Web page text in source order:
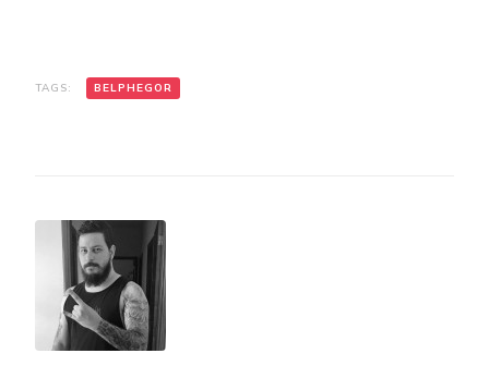
TAGS: BELPHEGOR